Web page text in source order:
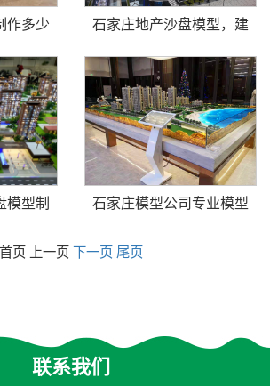
作多少 石家庄地产沙盘模型，建
模型制 石家庄模型公司专业模型
首页 上一页 下一页 尾页
联系我们